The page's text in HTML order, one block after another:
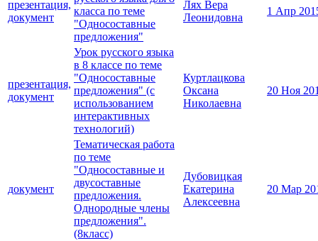
презентация,
документ
класса по теме
"Односоставные
предложения"
Лях Вера
Леонидовна
1 Апр
презентация,
документ
Урок русского языка
в 8 классе по теме
"Односоставные
предложения" (с
использованием
интерактивных
технологий)
Куртлацкова
Оксана
Николаевна
20 Ноя
документ
Тематическая работа
по теме
"Односоставные и
двусоставные
предложения.
Однородные члены
предложения".
(8класс)
Дубовицкая
Екатерина
Алексеевна
20 Мар